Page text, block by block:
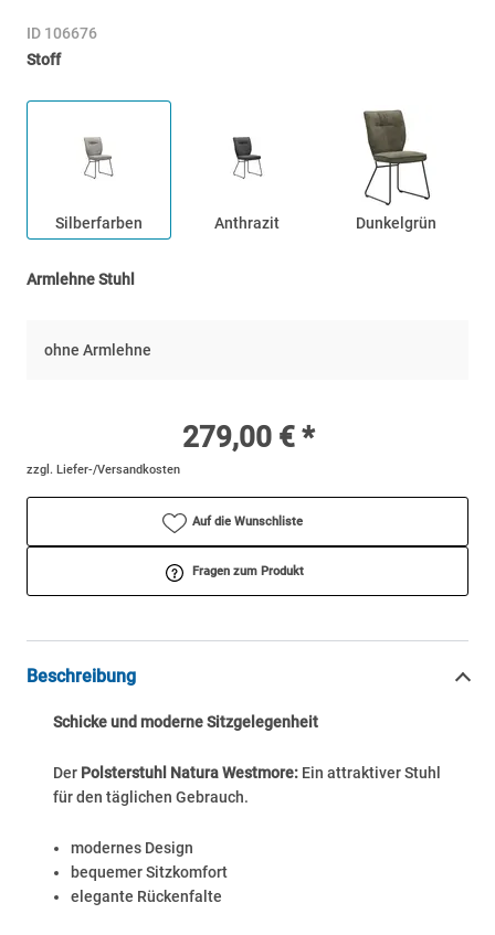
ID 106676
Stoff
Silberfarben Anthrazit Dunkelgrün
Armlehne Stuhl
ohne Armlehne
279,00 € *
zzgl. Liefer-/Versandkosten
Auf die Wunschliste
Fragen zum Produkt
Beschreibung
Schicke und moderne Sitzgelegenheit
Der Polsterstuhl Natura Westmore: Ein attraktiver Stuhl
für den täglichen Gebrauch.
modernes Design
bequemer Sitzkomfort
elegante Rückenfalte